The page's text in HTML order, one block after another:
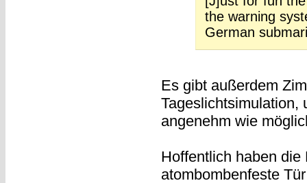
the warning
German
Es gibt außerdem
Tageslichtsimulation,
angenehm wie
Hoffentlich haben
atombombenfeste